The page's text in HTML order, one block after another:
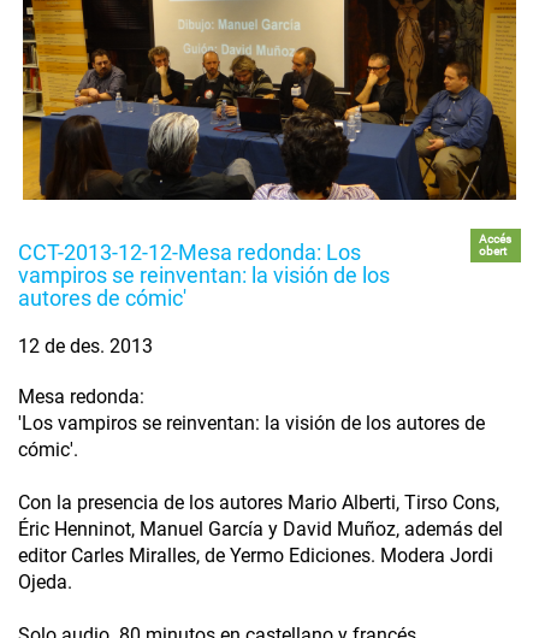
CCT-2013-12-12-Mesa redonda: Los
vampiros se reinventan: la visión de los
autores de cómic'
Accés
obert
12 de des. 2013
Mesa redonda:
'Los vampiros se reinventan: la visión de los autores de
cómic'.
Con la presencia de los autores Mario Alberti, Tirso Cons,
Éric Henninot, Manuel García y David Muñoz, además del
editor Carles Miralles, de Yermo Ediciones. Modera Jordi
Ojeda.